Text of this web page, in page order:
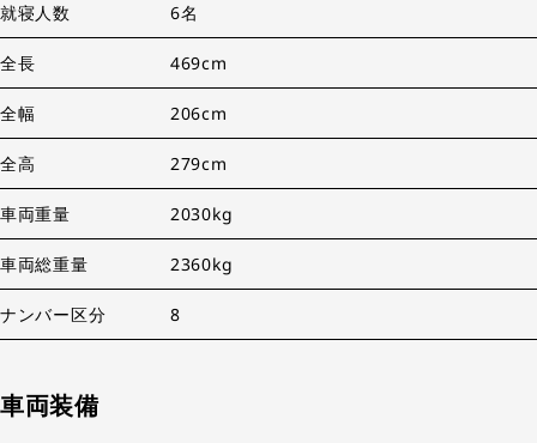
就寝人数 6名
全長 469cm
全幅 206cm
全高 279cm
車両重量 2030kg
車両総重量 2360kg
ナンバー区分 8
車両装備